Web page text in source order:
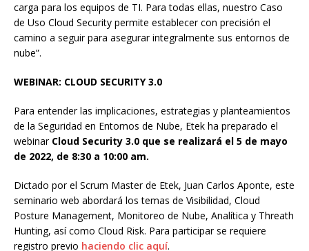
carga para los equipos de TI. Para todas ellas, nuestro Caso
de Uso Cloud Security permite establecer con precisión el
camino a seguir para asegurar integralmente sus entornos de
nube”.
WEBINAR: CLOUD SECURITY 3.0
Para entender las implicaciones, estrategias y planteamientos
de la Seguridad en Entornos de Nube, Etek ha preparado el
webinar Cloud Security 3.0 que se realizará el 5 de mayo
de 2022, de 8:30 a 10:00 am.
Dictado por el Scrum Master de Etek, Juan Carlos Aponte, este
seminario web abordará los temas de Visibilidad, Cloud
Posture Management, Monitoreo de Nube, Analítica y Threath
Hunting, así como Cloud Risk. Para participar se requiere
registro previo haciendo clic aquí.